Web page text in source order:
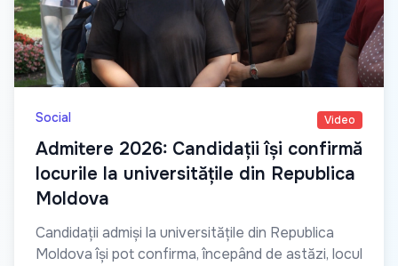
Social Video
Admitere 2026: Candidații își confirmă
locurile la universitățile din Republica
Moldova
Candidații admiși la universitățile din Republica
Moldova își pot confirma, începând de astăzi, locul